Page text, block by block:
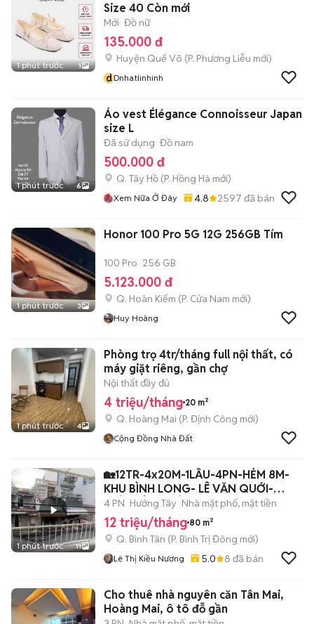
1 phút trước 1
Size 40 Còn mới
Mới Đồ nữ
135.000 đ
Huyện Quế Võ (P. Phương Liễu mới)
dDnhatlinhinh
1 phút trước 6
Áo vest Élégance Connoisseur Japan
size L
Đã sử dụng Đồ nam
500.000 đ
Q. Tây Hồ (P. Hồng Hà mới)
Xem Nữa Ở Đây 4.8 2597 đã bán
1 phút trước 3
Honor 100 Pro 5G 12G 256GB Tím
100 Pro 256 GB
5.123.000 đ
Q. Hoàn Kiếm (P. Cửa Nam mới)
Huy Hoàng
1 phút trước 4
Phòng trọ 4tr/tháng full nội thất, có
máy giặt riêng, gần chợ
Nội thất đầy đủ
4 triệu/tháng 20 m²
Q. Hoàng Mai (P. Định Công mới)
Cộng Đồng Nhà Đất
1 phút trước 11
🏡12TR-4x20M-1LẦU-4PN-HẺM 8M-
KHU BÌNH LONG- LÊ VĂN QUỚI-
GIÁP TÂN PHÚ
4 PN Hướng Tây Nhà mặt phố, mặt tiền
12 triệu/tháng 80 m²
Q. Bình Tân (P. Bình Trị Đông mới)
Lê Thị Kiều Nương 5.0 8 đã bán
Cho thuê nhà nguyên căn Tân Mai,
Hoàng Mai, ô tô đỗ gần